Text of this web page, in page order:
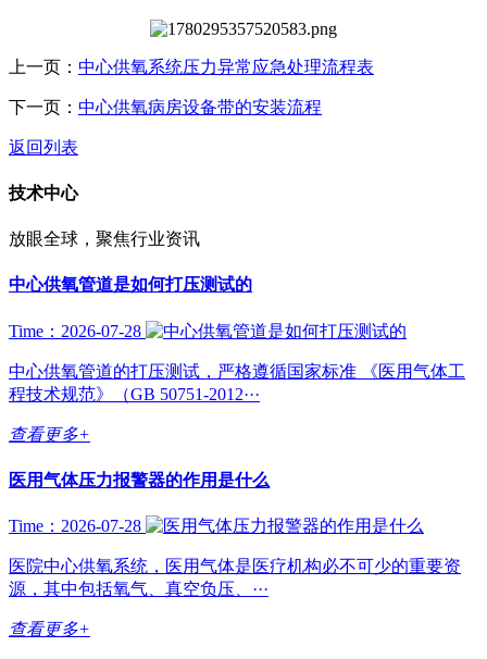
上一页： 中心供氧系统压力异常应急处理流程表
下一页： 中心供氧病房设备带的安装流程
返回列表
技术中心
放眼全球，聚焦行业资讯
中心供氧管道是如何打压测试的
Time：2026-07-28
中心供氧管道的打压测试，严格遵循国家标准 《医用气体工
程技术规范》（GB 50751-2012···
查看更多+
医用气体压力报警器的作用是什么
Time：2026-07-28
医院中心供氧系统，医用气体是医疗机构必不可少的重要资
源，其中包括氧气、真空负压、···
查看更多+